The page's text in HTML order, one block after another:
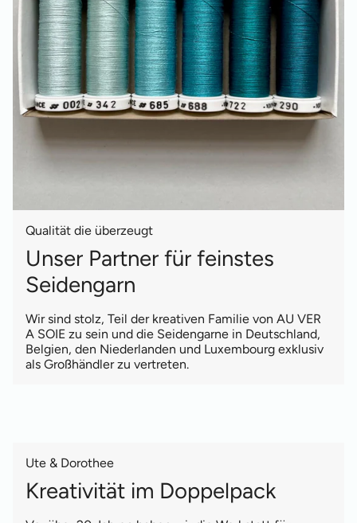
Qualität die überzeugt
Unser Partner für feinstes
Seidengarn
Wir sind stolz, Teil der kreativen Familie von AU VER
A SOIE zu sein und die Seidengarne in Deutschland,
Belgien, den Niederlanden und Luxembourg exklusiv
als Großhändler zu vertreten.
Ute & Dorothee
Kreativität im Doppelpack